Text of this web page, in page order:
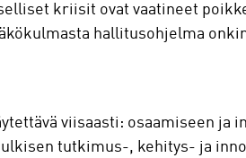
kriisit ovat vaatineet
hallitusohjelma
viisaasti: osaamiseen ja
tutkimus-, kehitys- ja